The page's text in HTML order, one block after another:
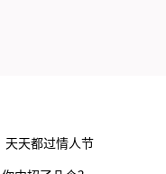
天天都过情人节